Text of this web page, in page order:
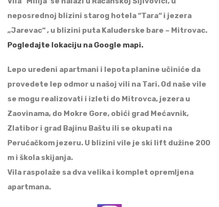
neposrednoj blizini starog hotela “Tara“ i jezera
„Jarevac“ , u blizini puta Kaluđerske bare – Mitrovac.
Pogledajte lokaciju na Google mapi.
Lepo uređeni apartmani i lepota planine učiniće da
provedete lep odmor u našoj vili na Tari. Od naše vile
se mogu realizovati i izleti do Mitrovca, jezera u
Zaovinama, do Mokre Gore, obići grad Mećavnik,
Zlatibor i grad Bajinu Baštu ili se okupati na
Perućačkom jezeru. U blizini vile je ski lift dužine 200
m i škola skijanja.
Vila raspolaže sa dva velika i komplet opremljena
apartmana.